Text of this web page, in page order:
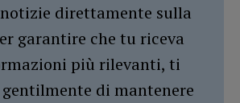
direttamente sulla
garantire che tu riceva
più rilevanti, ti
di mantenere